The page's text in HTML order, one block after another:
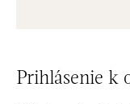
Prihlásenie k